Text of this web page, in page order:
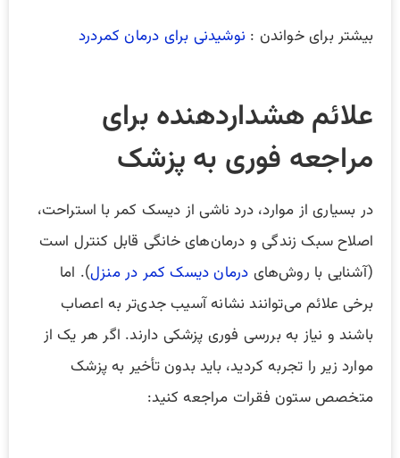
بیشتر برای خواندن : نوشیدنی برای درمان کمردرد
علائم هشداردهنده برای
مراجعه فوری به پزشک
در بسیاری از موارد، درد ناشی از دیسک کمر با استراحت،
اصلاح سبک زندگی و درمان‌های خانگی قابل کنترل است
(آشنایی با روش‌های درمان دیسک کمر در منزل). اما
برخی علائم می‌توانند نشانه آسیب جدی‌تر به اعصاب
باشند و نیاز به بررسی فوری پزشکی دارند. اگر هر یک از
موارد زیر را تجربه کردید، باید بدون تأخیر به پزشک
متخصص ستون فقرات مراجعه کنید: